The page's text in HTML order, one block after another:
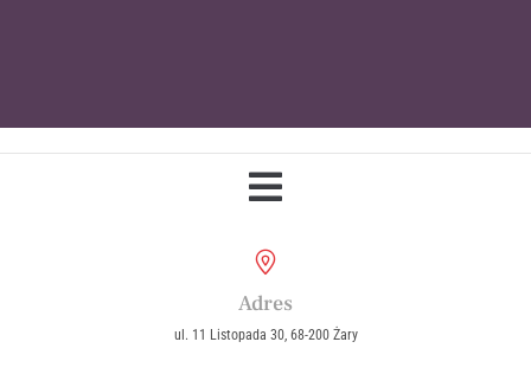
Adres
ul. 11 Listopada 30, 68-200 Żary